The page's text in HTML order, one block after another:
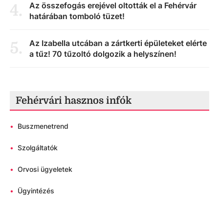
4.
Az összefogás erejével oltották el a Fehérvár
határában tomboló tüzet!
5.
Az Izabella utcában a zártkerti épületeket elérte
a tűz! 70 tűzoltó dolgozik a helyszínen!
Fehérvári hasznos infók
• Buszmenetrend
• Szolgáltatók
• Orvosi ügyeletek
• Ügyintézés